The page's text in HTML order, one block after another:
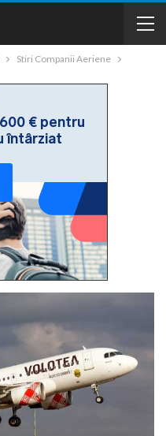
Stiri Companii Aeriene